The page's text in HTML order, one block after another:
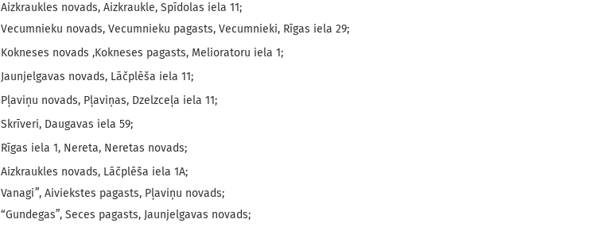
Aizkraukles novads, Aizkraukle, Spīdolas iela 11;
Vecumnieku novads, Vecumnieku pagasts, Vecumnieki, Rīgas iela 29;
Kokneses novads ,Kokneses pagasts, Melioratoru iela 1;
Jaunjelgavas novads, Lāčplēša iela 11;
Pļaviņu novads, Pļaviņas, Dzelzceļa iela 11;
Skrīveri, Daugavas iela 59;
Rīgas iela 1, Nereta, Neretas novads;
Aizkraukles novads, Lāčplēša iela 1A;
Vanagi”, Aiviekstes pagasts, Pļaviņu novads;
“Gundegas”, Seces pagasts, Jaunjelgavas novads;